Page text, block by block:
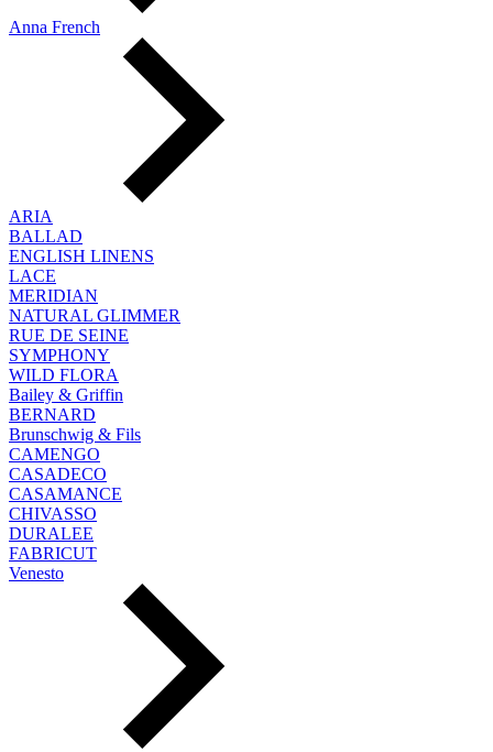
Anna French
ARIA
BALLAD
ENGLISH LINENS
LACE
MERIDIAN
NATURAL GLIMMER
RUE DE SEINE
SYMPHONY
WILD FLORA
Bailey & Griffin
BERNARD
Brunschwig & Fils
CAMENGO
CASADECO
CASAMANCE
CHIVASSO
DURALEE
FABRICUT
Venesto